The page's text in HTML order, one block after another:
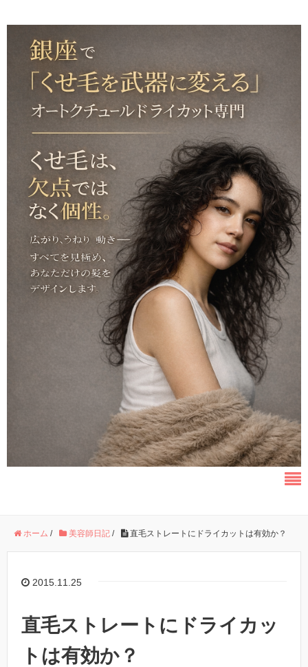
ホーム / 美容師日記 / 直毛ストレートにドライカットは有効か？
2015.11.25
直毛ストレートにドライカッ
トは有効か？